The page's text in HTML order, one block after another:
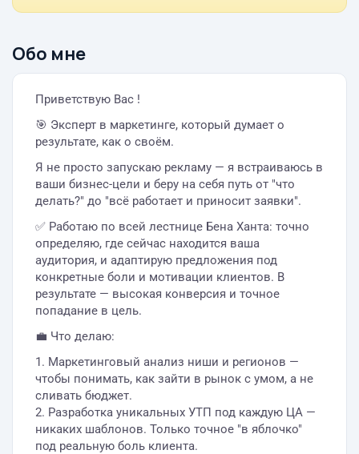
Обо мне
Приветствую Вас !
🎯 Эксперт в маркетинге, который думает о
результате, как о своём.
Я не просто запускаю рекламу — я встраиваюсь в
ваши бизнес-цели и беру на себя путь от "что
делать?" до "всё работает и приносит заявки".
✅ Работаю по всей лестнице Бена Ханта: точно
определяю, где сейчас находится ваша
аудитория, и адаптирую предложения под
конкретные боли и мотивации клиентов. В
результате — высокая конверсия и точное
попадание в цель.
💼 Что делаю:
1. Маркетинговый анализ ниши и регионов —
чтобы понимать, как зайти в рынок с умом, а не
сливать бюджет.
2. Разработка уникальных УТП под каждую ЦА —
никаких шаблонов. Только точное "в яблочко"
под реальную боль клиента.